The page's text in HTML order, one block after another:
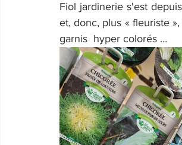
Fiol jardinerie s'est
et, donc, plus « fleuriste
garnis  hyper colorés …